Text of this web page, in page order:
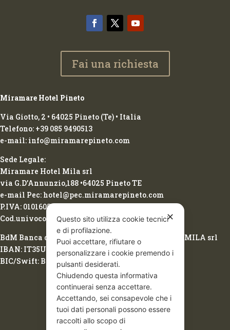
Fai una richiesta
Miramare Hotel Pineto
Via Giotto, 2 • 64025 Pineto (Te) • Italia
Telefono: +39 085 9490513
e-mail: info@miramarepineto.com
Sede Legale:
Miramare Hotel Mila srl
via G.D’Annunzio,188 •64025 Pineto TE
e-mail Pec: hotel@pec.miramarepineto.com
P.IVA: 01016050674
Cod.univoco: 2LCMINU
BdM Banca del Mezzogiorno Spa intestazione: MILA srl
IBAN: IT35U0542477000000000052105
BIC/Swift: BPBAIT3B
✕
Questo sito utilizza cookie tecnici
e di profilazione.
Puoi accettare, rifiutare o
personalizzare i cookie premendo i
pulsanti desiderati.
Chiudendo questa informativa
continuerai senza accettare.
Accettando, sei consapevole che i
tuoi dati personali possono essere
raccolti allo scopo di